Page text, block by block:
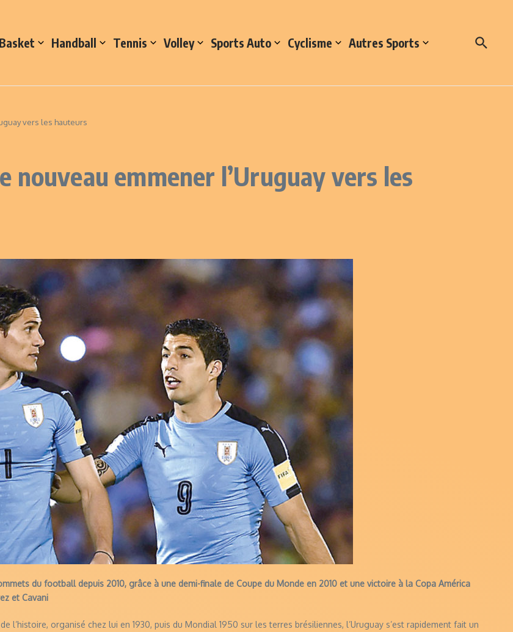
Basket Handball Tennis Volley Sports Auto Cyclisme Autres Sports
vers les hauteurs
nouveau emmener l’Uruguay vers les
du football depuis 2010, grâce à une demi-finale de Coupe du Monde en 2010 et une victoire à la Copa América
et Cavani
l’histoire, organisé chez lui en 1930, puis du Mondial 1950 sur les terres brésiliennes, l’Uruguay s’est rapidement fait un